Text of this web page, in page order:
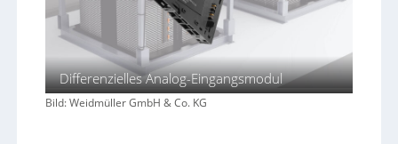
Differenzielles Analog-Eingangsmodul
Bild: Weidmüller GmbH & Co. KG